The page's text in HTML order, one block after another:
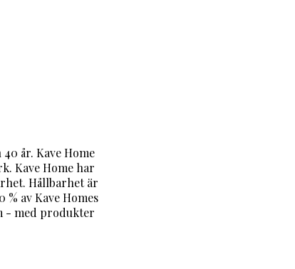
år. Kave Home
Kave Home har
Hållbarhet är
av Kave Homes
- med produkter